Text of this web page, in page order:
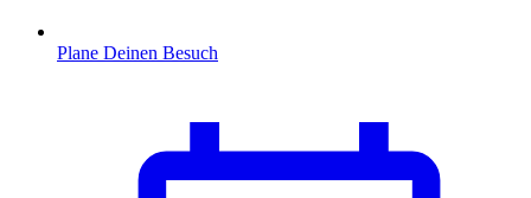
Plane Deinen Besuch